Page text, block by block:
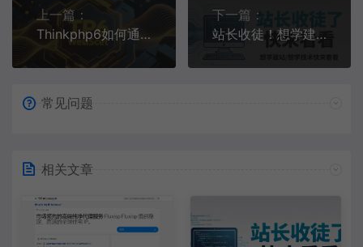
上一篇：
Thinkphp6如何通过控制器进行WebSocket消息全局广播或者指定用户广播
下一篇：
站长收徒！想学建站/想学技术快来看看
常见问题
相关文章